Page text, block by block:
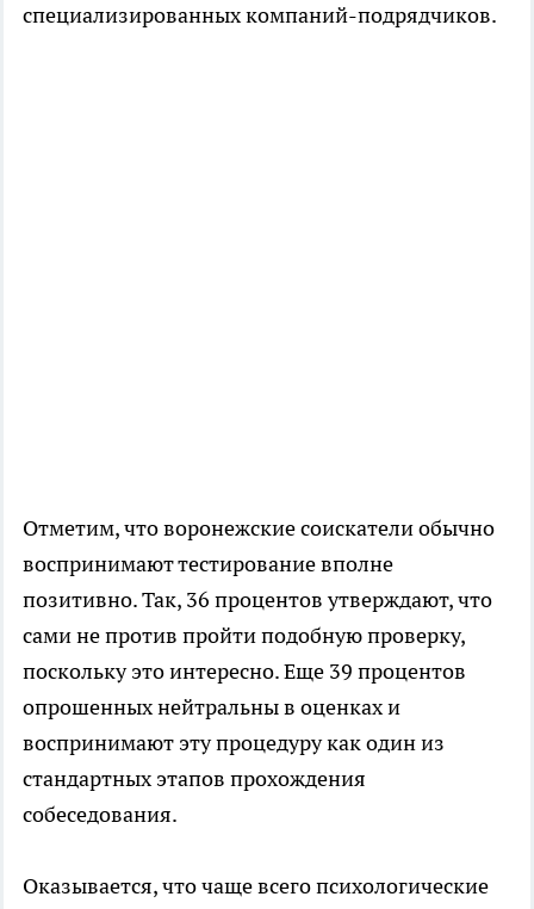
специализированных компаний-подрядчиков.
Отметим, что воронежские соискатели обычно
воспринимают тестирование вполне
позитивно. Так, 36 процентов утверждают, что
сами не против пройти подобную проверку,
поскольку это интересно. Еще 39 процентов
опрошенных нейтральны в оценках и
воспринимают эту процедуру как один из
стандартных этапов прохождения
собеседования.
Оказывается, что чаще всего психологические